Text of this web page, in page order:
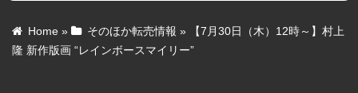
Home » そのほか転売情報 »
【7月30日（木）12時～】村上
隆 新作版画 “レインボースマイリー”